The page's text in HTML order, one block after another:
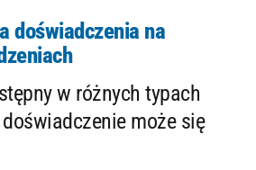
doświadczenia na
w różnych typach
może się